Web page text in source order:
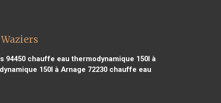
94450 chauffe eau thermodynamique 150l à
150l à Arnage 72230chauffe eau